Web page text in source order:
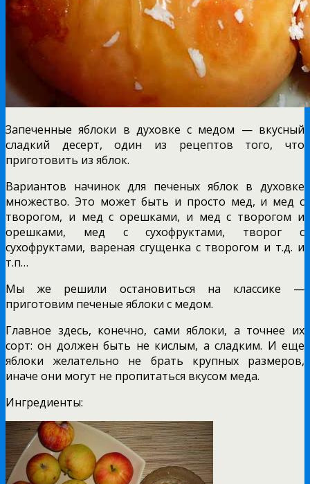
Запеченные яблоки в духовке с медом — вкусный
сладкий десерт, один из рецептов того, что
приготовить из яблок.
Вариантов начинок для печеных яблок в духовке
множество. Это может быть и просто мед, и мед с
творогом, и мед с орешками, и мед с творогом и
орешками, мед с сухофруктами, творог с
сухофруктами, вареная сгущенка с творогом и т.д. и
т.п…
Мы же решили остановиться на классике —
приготовим печеные яблоки с медом.
Главное здесь, конечно, сами яблоки, а точнее их
сорт: он должен быть не кислым, а сладким. И еще
яблоки желательно не брать крупных размеров,
иначе они могут не пропитаться вкусом меда.
Ингредиенты: